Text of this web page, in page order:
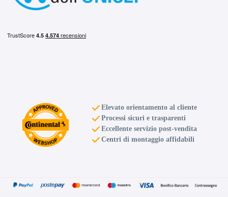
Elevato orientamento al cliente
Processi sicuri e trasparenti
Eccellente servizio post-vendita
Centri di montaggio affidabili